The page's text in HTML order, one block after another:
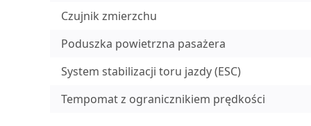
Czujnik zmierzchu
Poduszka powietrzna pasażera
System stabilizacji toru jazdy (ESC)
Tempomat z ogranicznikiem prędkości